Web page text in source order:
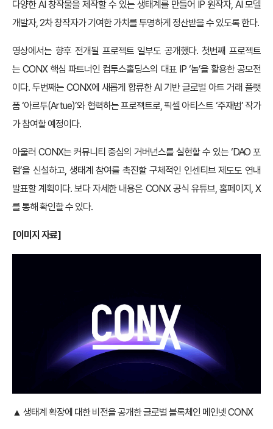
다양한 AI 창작물을 제작할 수 있는 생태계를 만들어 IP 원작자, AI 모델
개발자, 2차 창작자가 기여한 가치를 투명하게 정산받을 수 있도록 한다.
영상에서는 향후 전개될 프로젝트 일부도 공개했다. 첫번째 프로젝트
는 CONX 핵심 파트너인 컴투스홀딩스의 대표 IP ‘놈’을 활용한 공모전
이다. 두번째는 CONX에 새롭게 합류한 AI 기반 글로벌 아트 거래 플랫
폼 ‘아르투(Artue)’와 협력하는 프로젝트로, 픽셀 아티스트 ‘주재범’ 작가
가 참여할 예정이다.
아울러 CONX는 커뮤니티 중심의 거버넌스를 실현할 수 있는 ‘DAO 포
럼’을 신설하고, 생태계 참여를 촉진할 구체적인 인센티브 제도도 연내
발표할 계획이다. 보다 자세한 내용은 CONX 공식 유튜브, 홈페이지, X
를 통해 확인할 수 있다.
[이미지 자료]
▲ 생태계 확장에 대한 비전을 공개한 글로벌 블록체인 메인넷 CONX